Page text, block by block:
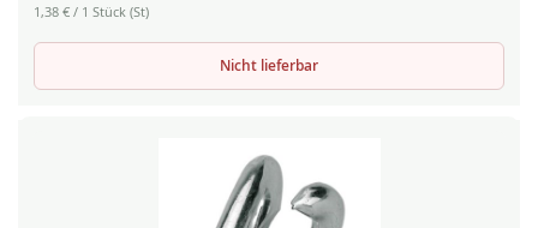
1,38 € / 1 Stück (St)
Nicht lieferbar